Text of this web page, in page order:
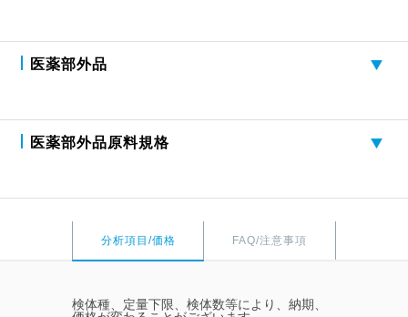
医薬部外品
医薬部外品原料規格
分析項目/価格 FAQ/注意事項
検体種、定量下限、検体数等により、納期、